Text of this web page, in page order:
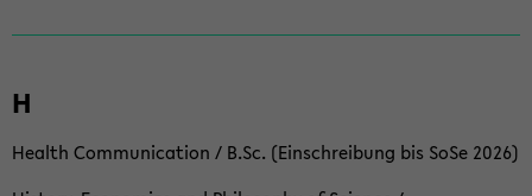
H
Health Communication / B.Sc. (Einschreibung bis SoSe 2026)